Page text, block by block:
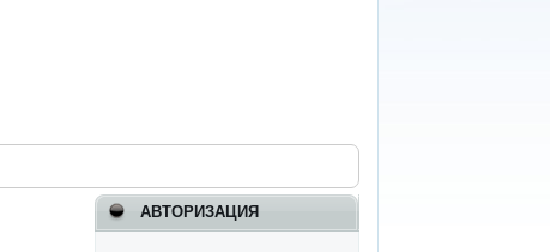
АВТОРИЗАЦИЯ